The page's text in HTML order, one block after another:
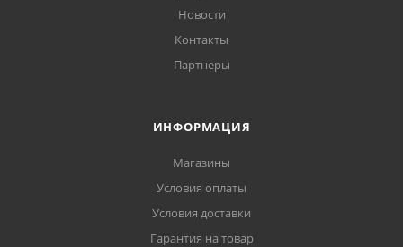
Новости
Контакты
Партнеры
ИНФОРМАЦИЯ
Магазины
Условия оплаты
Условия доставки
Гарантия на товар